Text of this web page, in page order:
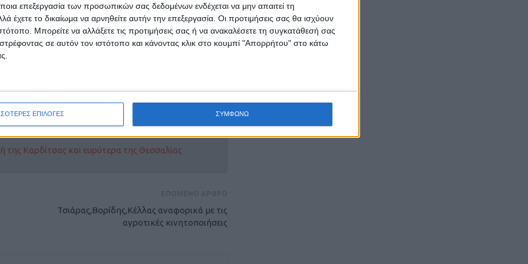
επεξεργασία των προσωπικών σας δεδομένων ενδέχεται να μην απαιτεί τη
έχετε το δικαίωμα να αρνηθείτε αυτήν την επεξεργασία. Οι προτιμήσεις σας θα ισχύουν
Μπορείτε να αλλάξετε τις προτιμήσεις σας ή να ανακαλέσετε τη συγκατάθεσή σας
σε αυτόν τον ιστότοπο και κάνοντας κλικ στο κουμπί "Απορρήτου" στο κάτω
ΕΠΙΛΟΓΕΣ ΣΥΜΦΩΝΩ
που μας απασχολούν σοβαρά πλέον.
ΝΕΟΣ ΑΓΩΝ στο Google News!
της Καρδίτσας και ευρύτερα της Θεσσαλίας
Τσιάρας,Βορίδης,Κέλλας αναφορικά με τις
αγροτικές κινητοποιήσεις